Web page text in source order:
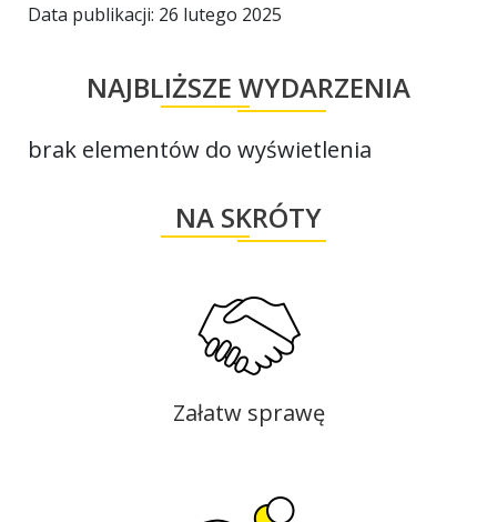
Data publikacji: 26 lutego 2025
NAJBLIŻSZE WYDARZENIA
brak elementów do wyświetlenia
NA SKRÓTY
Załatw sprawę